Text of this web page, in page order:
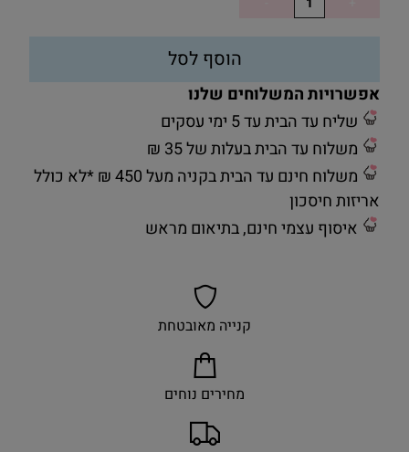
הוסף לסל
אפשרויות המשלוחים שלנו
שליח עד הבית עד 5 ימי עסקים
משלוח עד הבית בעלות של 35 ₪
משלוח חינם עד הבית בקניה מעל 450 ₪ *לא כולל
אריזות חיסכון
איסוף עצמי חינם, בתיאום מראש
קנייה מאובטחת
מחירים נוחים